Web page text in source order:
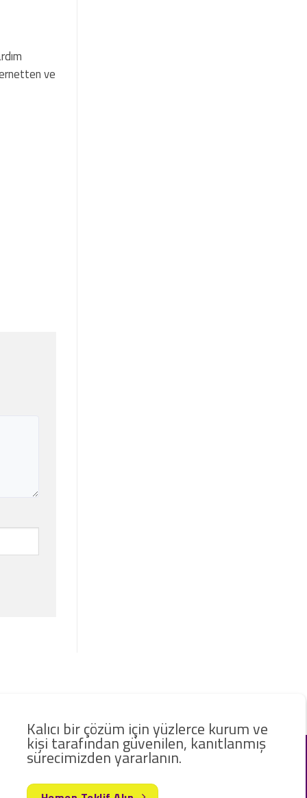
ve
Kalıcı bir çözüm için yüzlerce kurum ve
kişi tarafından güvenilen, kanıtlanmış
sürecimizden yararlanın.